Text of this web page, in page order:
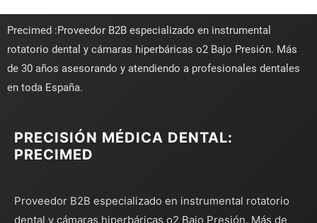
Precimed :Proveedor B2B especializado en instrumental
rotatorio dental y cámaras hiperbáricas o2 Bajo Presión. Más
de 30 años asesorando y atendiendo a profesionales dentales
en toda España.
PRECISIÓN MÉDICA DENTAL:
PRECIMED
Proveedor B2B especializado en instrumental rotatorio
dental y cámaras hiperbáricas o2 Bajo Presión. Más de